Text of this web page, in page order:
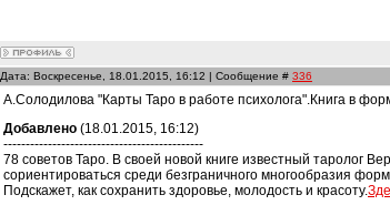
Дата: Воскресенье, 18.01.2015, 16:12 | Сообщение # 336
А.Солодилова "Карты Таро в работе психолога".Книга в
Добавлено (18.01.2015, 16:12)
---------------------------------------------
78 советов Таро. В своей новой книге известный таролог
сориентироваться среди безграничного многообразия
Подскажет, как сохранить здоровье, молодость и красоту.